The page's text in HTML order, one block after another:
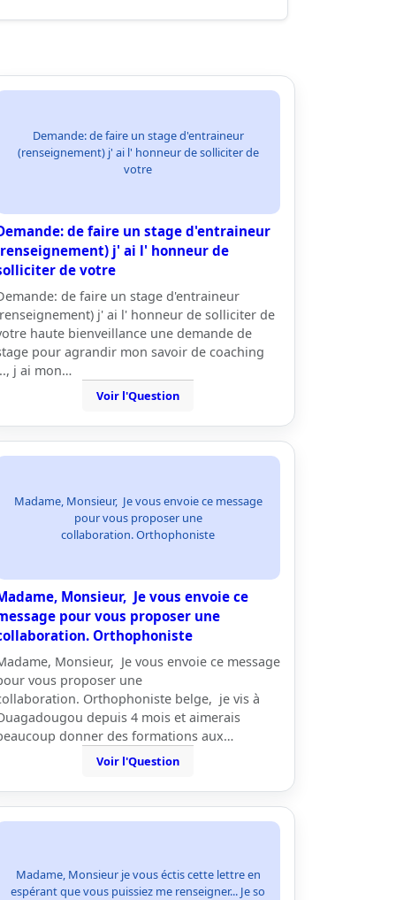
Demande: de faire un stage d'entraineur
(renseignement) j' ai l' honneur de solliciter de
votre
de faire un stage d'entraineur
j' ai l' honneur de
de votre
de faire un stage d'entraineur
j' ai l' honneur de solliciter de
haute bienveillance une demande de
pour agrandir mon savoir de coaching
j ai mon…
Voir l'Question
Madame, Monsieur, Je vous envoie ce message
pour vous proposer une
collaboration. Orthophoniste
Monsieur, Je vous envoie ce
pour vous proposer une
Orthophoniste
Monsieur, Je vous envoie ce message
vous proposer une
Orthophoniste belge, je vis à
depuis 4 mois et aimerais
donner des formations aux…
Voir l'Question
Madame, Monsieur je vous éctis cette lettre en
espérant que vous puissiez me renseigner... Je so